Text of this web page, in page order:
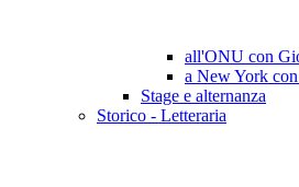
all'ONU con
a New York
Stage e alternanza
Storico - Letteraria